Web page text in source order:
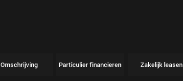
Omschrijving Particulier financieren Zakelijk leasen